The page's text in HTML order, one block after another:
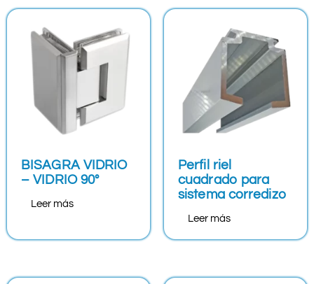
BISAGRA VIDRIO
– VIDRIO 90°
Leer más
Perfil riel
cuadrado para
sistema corredizo
Leer más